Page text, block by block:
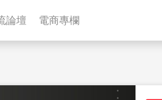
論壇 電商專欄